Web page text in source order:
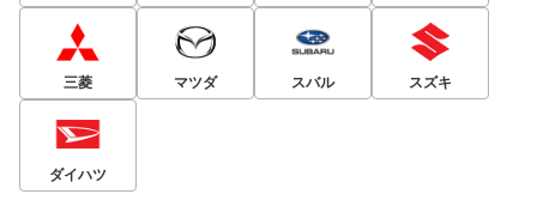
三菱 マツダ スバル スズキ
ダイハツ